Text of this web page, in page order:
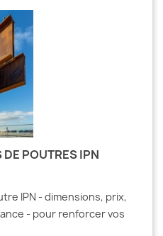
DE POUTRES IPN
IPN - dimensions, prix,
- pour renforcer vos